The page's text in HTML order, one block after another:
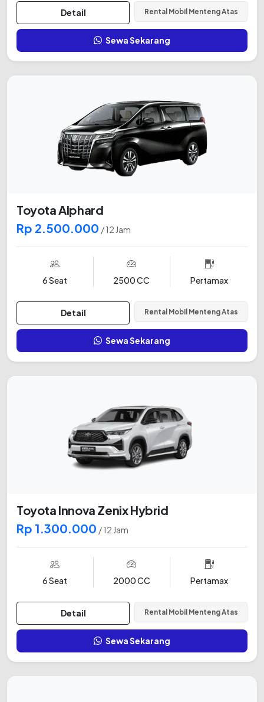
Detail Rental Mobil Menteng Atas
Sewa Sekarang
Toyota Alphard
Rp 2.500.000 / 12 Jam
6 Seat 2500 CC Pertamax
Detail Rental Mobil Menteng Atas
Sewa Sekarang
Toyota Innova Zenix Hybrid
Rp 1.300.000 / 12 Jam
6 Seat 2000 CC Pertamax
Detail Rental Mobil Menteng Atas
Sewa Sekarang